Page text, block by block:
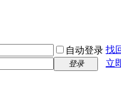
自动登录 找
登录
立